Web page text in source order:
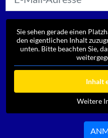
Sie sehen gerade einen
den eigentlichen Inhalt
unten. Bitte beachten Sie,
Inhalt
Weitere